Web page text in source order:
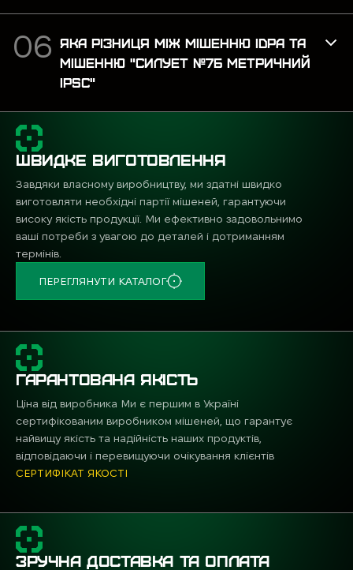
ЯКА РІЗНИЦЯ МІЖ МІШЕННЮ IDPA ТА
МІШЕННЮ "СИЛУЕТ №7Б МЕТРИЧНИЙ
IPSC"
ШВИДКЕ ВИГОТОВЛЕННЯ
Завдяки власному виробництву, ми здатні швидко
виготовляти необхідні партії мішеней, гарантуючи
високу якість продукції. Ми ефективно задовольнимо
ваші потреби з увагою до деталей і дотриманням
термінів.
ПЕРЕГЛЯНУТИ КАТАЛОГ
ГАРАНТОВАНА ЯКІСТЬ
Ціна від виробника Ми є першим в Україні
сертифікованим виробником мішеней, що гарантує
найвищу якість та надійність наших продуктів,
відповідаючи і перевищуючи очікування клієнтів
СЕРТИФІКАТ ЯКОСТІ
ЗРУЧНА ДОСТАВКА ТА ОПЛАТА